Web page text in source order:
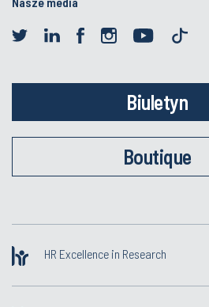
Biuletyn
Boutique
HR Excellence in Research